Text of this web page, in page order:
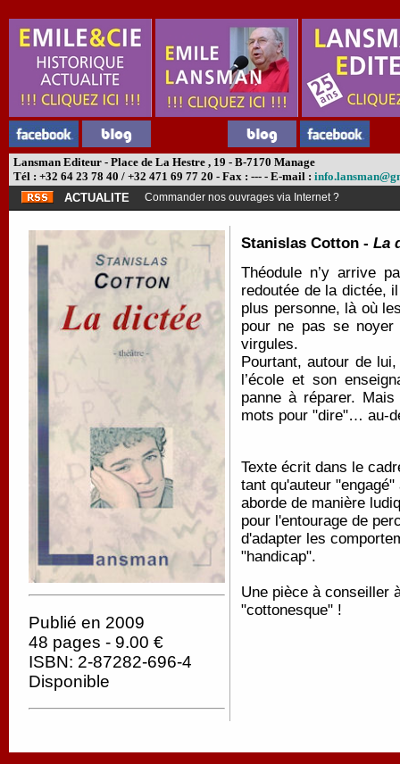
Lansman Editeur - Place de La Hestre , 19 - B-7170 Manage
Tél : +32 64 23 78 40 / +32 471 69 77 20 - Fax : --- - E-mail :
ACTUALITE
Commander nos ouvrages via Internet ?
Publié en 2009
48 pages - 9.00 €
ISBN: 2-87282-696-4
Disponible
Stanislas Cotton - La
Théodule n’y arrive
redoutée de la dictée,
plus personne, là où
pour ne pas se
virgules.
Pourtant, autour de
l’école et son
panne à réparer.
mots pour "dire"… au-
Texte écrit dans le
tant qu'auteur
aborde de manière
pour l'entourage de
d'adapter les
"handicap".
Une pièce à conseiller
"cottonesque" !